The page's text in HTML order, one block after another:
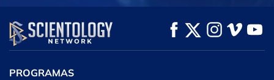
VEJA EXPLORE A SÉRIE
PROGRAMAS